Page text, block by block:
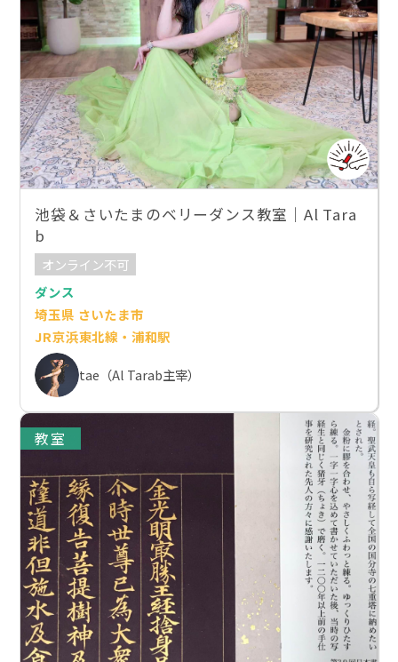
池袋＆さいたまのベリーダンス教室｜Al Tara
b
オンライン不可
ダンス
埼玉県 さいたま市
JR京浜東北線・浦和駅
tae（Al Tarab主宰）
教室